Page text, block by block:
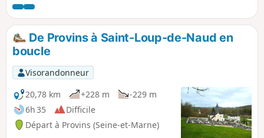
comportent les plus belles
concentration de maisons à
colombage. La boucle Nord complète ce
circuit urbain par une escapade
campagnarde visitant quelques points
d'intérêt, et offre aussi des points de
vue sur la ville haute dans son
ensemble.
De Provins à Saint-Loup-de-Naud en
boucle
Visorandonneur
20,78 km
+228 m
-229 m
6h 35
Difficile
Départ à Provins (Seine-et-Marne)